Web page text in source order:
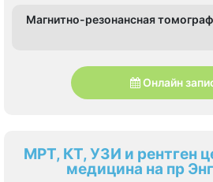
Магнитно-резонансная
Онлайн
МРТ, КТ, УЗИ и рентген
медицина на пр